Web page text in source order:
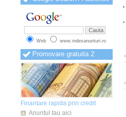
Anunturi Ilfov(856)
Anunturi Maramures
Anunturi Mehedinti
Anunturi Mures(848)
Anunturi Neamt(850)
Anunturi Olt(848)
Anunturi Oradea(850)
Anunturi Prahova(849)
Anunturi Salaj(851)
Anunturi Satu Mare(853)
Anunturi Sibiu(857)
Anunturi Suceava(858)
Anunturi Teleorman(856)
Anunturi Timis(859)
Anunturi Tulcea
Web www.indexanunturi.ro
Promovare gratuita 2
Finantare rapida prin credit
Anuntul tau aici